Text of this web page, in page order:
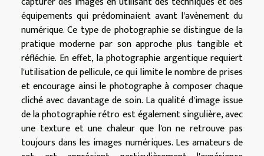
équipements qui prédominaient avant l'avènement du
numérique. Ce type de photographie se distingue de la
pratique moderne par son approche plus tangible et
réfléchie. En effet, la photographie argentique requiert
l'utilisation de pellicule, ce qui limite le nombre de prises
et encourage ainsi le photographe à composer chaque
cliché avec davantage de soin. La qualité d'image issue
de la photographie rétro est également singulière, avec
une texture et une chaleur que l'on ne retrouve pas
toujours dans les images numériques. Les amateurs de